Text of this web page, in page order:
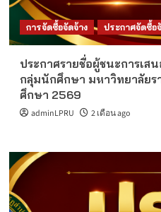
การจัดซื้อจัดจ้าง ประกาศจัดซื้อ
ประกาศรายชื่อผู้ชนะการเส
กลุ่มนักศึกษา มหาวิทยาลัยร
ศึกษา 2569
adminLPRU 2 เดือน ago